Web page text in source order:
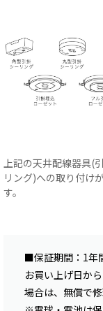
上記の天井配線器具(
リング)への取り付け
す。
■保証期間：1年
お買い上げ日か
場合は、無償で